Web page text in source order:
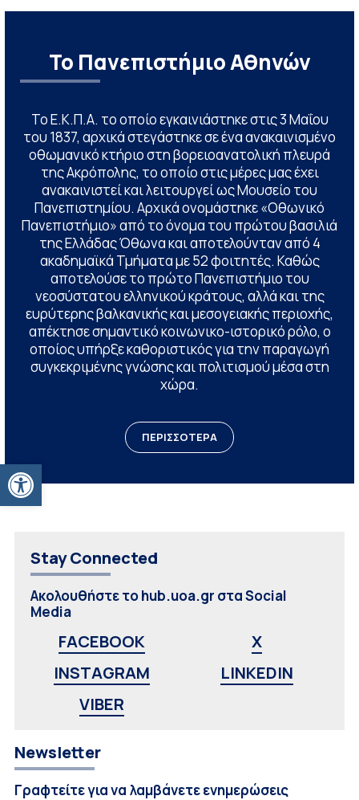
Ανοίξτε τη γραμμή εργαλείων
Το Πανεπιστήμιο Αθηνών
Το Ε.Κ.Π.Α. το οποίο εγκαινιάστηκε στις 3 Μαΐου
του 1837, αρχικά στεγάστηκε σε ένα ανακαινισμένο
οθωμανικό κτήριο στη βορειοανατολική πλευρά
της Ακρόπολης, το οποίο στις μέρες μας έχει
ανακαινιστεί και λειτουργεί ως Μουσείο του
Πανεπιστημίου. Αρχικά ονομάστηκε «Οθωνικό
Πανεπιστήμιο» από το όνομα του πρώτου βασιλιά
της Ελλάδας Όθωνα και αποτελούνταν από 4
ακαδημαϊκά Τμήματα με 52 φοιτητές. Καθώς
αποτελούσε το πρώτο Πανεπιστήμιο του
νεοσύστατου ελληνικού κράτους, αλλά και της
ευρύτερης βαλκανικής και μεσογειακής περιοχής,
απέκτησε σημαντικό κοινωνικο-ιστορικό ρόλο, ο
οποίος υπήρξε καθοριστικός για την παραγωγή
συγκεκριμένης γνώσης και πολιτισμού μέσα στη
χώρα.
ΠΕΡΙΣΣΟΤΕΡΑ
Stay Connected
Ακολουθήστε το hub.uoa.gr στα Social
Media
FACEBOOK
X
INSTAGRAM
LINKEDIN
VIBER
Newsletter
Γραφτείτε για να λαμβάνετε ενημερώσεις